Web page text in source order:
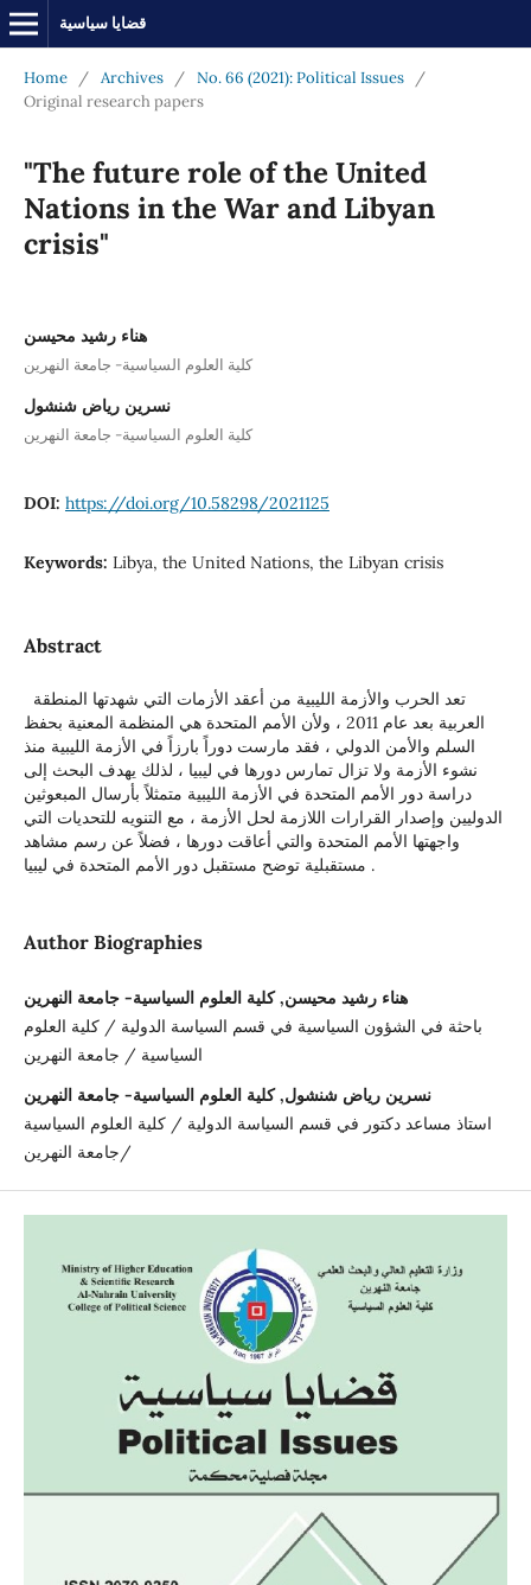
قضايا سياسية
Home / Archives / No. 66 (2021): Political Issues
/
Original research papers
"The future role of the United
Nations in the War and Libyan
crisis"
هناء رشيد محيسن
كلية العلوم السياسية- جامعة النهرين
نسرين رياض شنشول
كلية العلوم السياسية- جامعة النهرين
DOI: https://doi.org/10.58298/2021125
Keywords: Libya, the United Nations, the Libyan crisis
Abstract
العربية بعد عام 2011 ، ولأن الأمم المتحدة هي المنظمة المعنية بحفظ
السلم والأمن الدولي ، فقد مارست دوراً بارزاً في الأزمة الليبية منذ
نشوء الأزمة ولا تزال تمارس دورها في ليبيا ، لذلك يهدف البحث إلى
دراسة دور الأمم المتحدة في الأزمة الليبية متمثلاً بأرسال المبعوثين
الدوليين وإصدار القرارات اللازمة لحل الأزمة ، مع التنويه للتحديات التي
واجهتها الأمم المتحدة والتي أعاقت دورها ، فضلاً عن رسم مشاهد
مستقبلية توضح مستقبل دور الأمم المتحدة في ليبيا .
Author Biographies
هناء رشيد محيسن, كلية العلوم السياسية- جامعة النهرين
باحثة في الشؤون السياسية في قسم السياسة الدولية / كلية العلوم
السياسية / جامعة النهرين
نسرين رياض شنشول, كلية العلوم السياسية- جامعة النهرين
استاذ مساعد دكتور في قسم السياسة الدولية / كلية العلوم السياسية
/جامعة النهرين